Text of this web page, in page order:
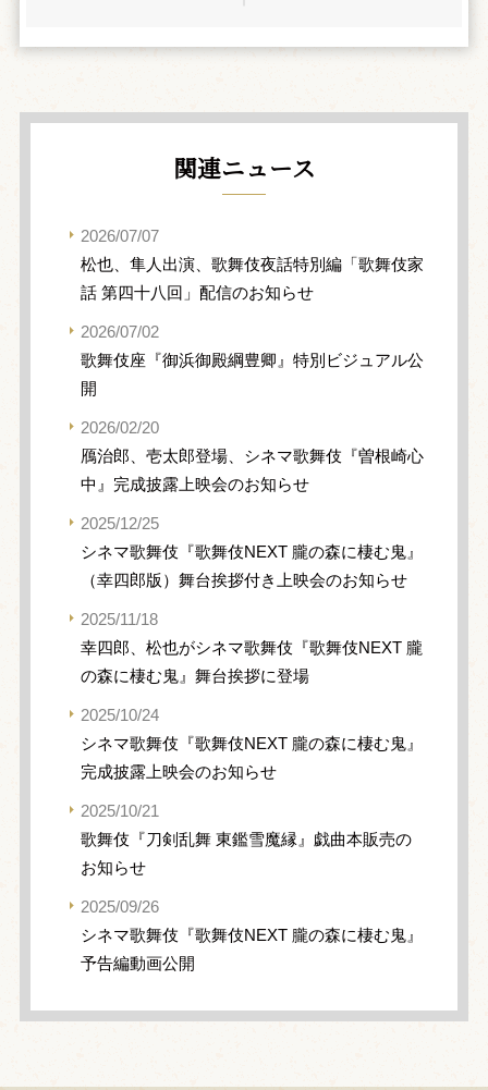
関連ニュース
2026/07/07
松也、隼人出演、歌舞伎夜話特別編「歌舞伎家
話 第四十八回」配信のお知らせ
2026/07/02
歌舞伎座『御浜御殿綱豊卿』特別ビジュアル公
開
2026/02/20
鴈治郎、壱太郎登場、シネマ歌舞伎『曽根崎心
中』完成披露上映会のお知らせ
2025/12/25
シネマ歌舞伎『歌舞伎NEXT 朧の森に棲む鬼』
（幸四郎版）舞台挨拶付き上映会のお知らせ
2025/11/18
幸四郎、松也がシネマ歌舞伎『歌舞伎NEXT 朧
の森に棲む鬼』舞台挨拶に登場
2025/10/24
シネマ歌舞伎『歌舞伎NEXT 朧の森に棲む鬼』
完成披露上映会のお知らせ
2025/10/21
歌舞伎『刀剣乱舞 東鑑雪魔縁』戯曲本販売の
お知らせ
2025/09/26
シネマ歌舞伎『歌舞伎NEXT 朧の森に棲む鬼』
予告編動画公開